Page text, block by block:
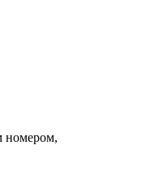
номером,